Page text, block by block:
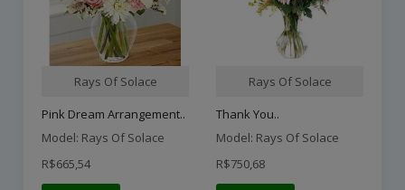
Rays Of Solace
Pink Dream Arrangement..
Model: Rays Of Solace
R$665,54
Rays Of Solace
Thank You..
Model: Rays Of Solace
R$750,68